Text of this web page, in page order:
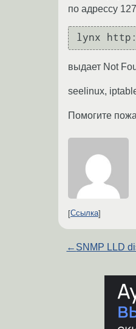
по адрессу
lynx
выдает Not
seelinux,
Помогите
Ссылка
← SNMP LLD